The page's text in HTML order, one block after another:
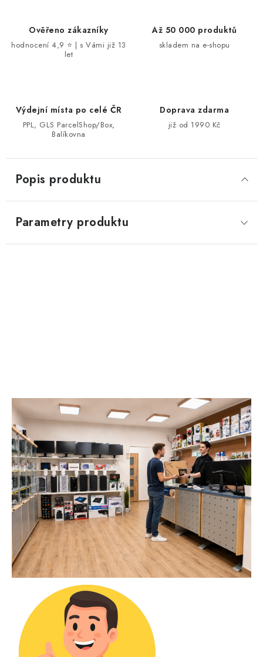
Ověřeno zákazníky
hodnocení 4,9 ⭐ | s Vámi již 13
let
Až 50 000 produktů
skladem na e-shopu
Výdejní místa po celé ČR
PPL, GLS ParcelShop/Box,
Balíkovna
Doprava zdarma
již od 1990 Kč
Popis produktu
Parametry produktu